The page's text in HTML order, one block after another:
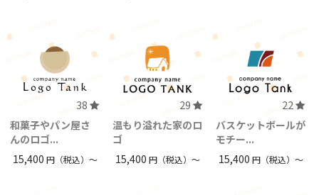
38
和菓子やパン屋さ
んのロゴ...
15,400 円（税込）〜
29
温もり溢れた家のロ
ゴ
15,400円（税込）〜
22
バスケットボールが
モチー...
15,400 円（税込）〜